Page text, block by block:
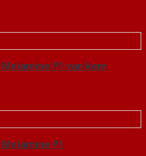
Melamine P1 van kem
Melamine P1